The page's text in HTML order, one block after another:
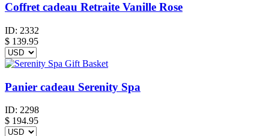
Coffret cadeau Retraite Vanille Rose
ID: 2332
$ 139.95
Panier cadeau Serenity Spa
ID: 2298
$ 194.95